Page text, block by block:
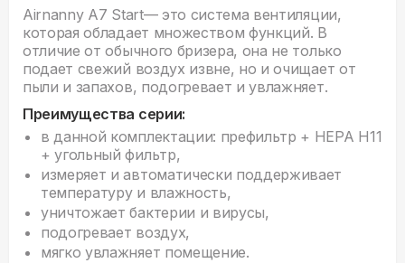
Airnanny A7 Start— это система вентиляции,
которая обладает множеством функций. В
отличие от обычного бризера, она не только
подает свежий воздух извне, но и очищает от
пыли и запахов, подогревает и увлажняет.
Преимущества серии:
в данной комплектации: префильтр + HEPA H11
+ угольный фильтр,
измеряет и автоматически поддерживает
температуру и влажность,
уничтожает бактерии и вирусы,
подогревает воздух,
мягко увлажняет помещение.